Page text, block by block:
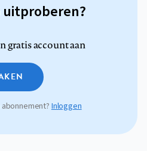
uitproberen?
gratis account aan
abonnement?Inloggen